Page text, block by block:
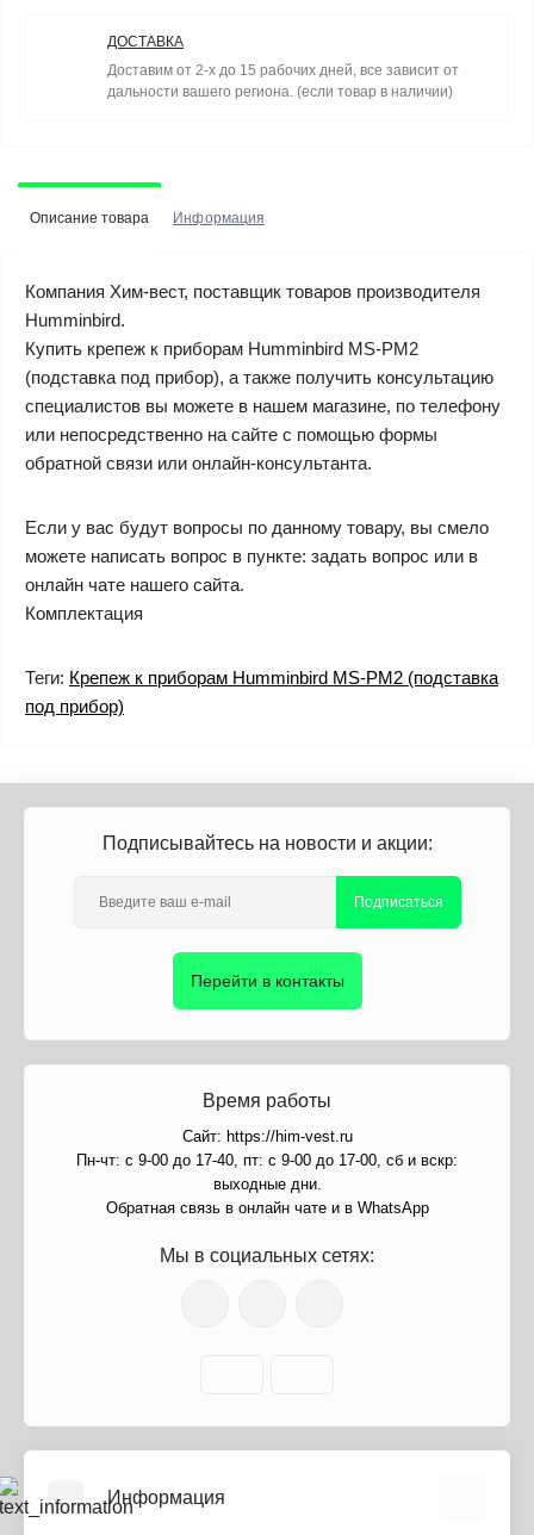
ДОСТАВКА
Доставим от 2-х до 15 рабочих дней, все зависит от
дальности вашего региона. (если товар в наличии)
Описание товара Информация
Компания Хим-вест, поставщик товаров производителя
Humminbird.
Купить крепеж к приборам Humminbird MS-PM2
(подставка под прибор), а также получить консультацию
специалистов вы можете в нашем магазине, по телефону
или непосредственно на сайте с помощью формы
обратной связи или онлайн-консультанта.
Если у вас будут вопросы по данному товару, вы смело
можете написать вопрос в пункте: задать вопрос или в
онлайн чате нашего сайта.
Комплектация
Теги: Крепеж к приборам Humminbird MS-PM2 (подставка
под прибор)
Подписывайтесь на новости и акции:
Подписаться
Перейти в контакты
Время работы
Сайт: https://him-vest.ru
Пн-чт: с 9-00 до 17-40, пт: с 9-00 до 17-00, сб и вскр:
выходные дни.
Обратная связь в онлайн чате и в WhatsApp
Мы в социальных сетях:
Информация